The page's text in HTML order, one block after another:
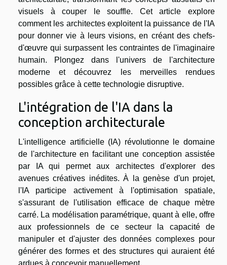
visuels à couper le souffle. Cet article explore
comment les architectes exploitent la puissance de l'IA
pour donner vie à leurs visions, en créant des chefs-
d'œuvre qui surpassent les contraintes de l'imaginaire
humain. Plongez dans l'univers de l'architecture
moderne et découvrez les merveilles rendues
possibles grâce à cette technologie disruptive.
L'intégration de l'IA dans la
conception architecturale
L'intelligence artificielle (IA) révolutionne le domaine
de l'architecture en facilitant une conception assistée
par IA qui permet aux architectes d'explorer des
avenues créatives inédites. À la genèse d'un projet,
l'IA participe activement à l'optimisation spatiale,
s'assurant de l'utilisation efficace de chaque mètre
carré. La modélisation paramétrique, quant à elle, offre
aux professionnels de ce secteur la capacité de
manipuler et d'ajuster des données complexes pour
générer des formes et des structures qui auraient été